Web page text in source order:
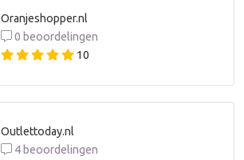
Oranjeshopper.nl
0 beoordelingen
10
Outlettoday.nl
4 beoordelingen